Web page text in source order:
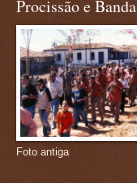
Procissão e Banda
Foto antiga